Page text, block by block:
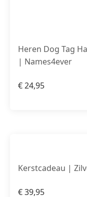
Heren Dog Tag
| Names4ever
€24,95
Kerstcadeau |
€39,95